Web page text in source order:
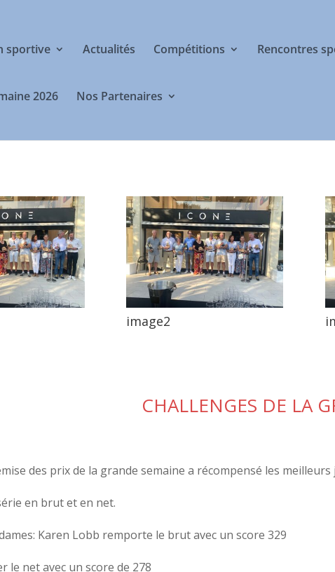
sportive Actualités Compétitions Rencontres
2026 Nos Partenaires
image2
CHALLENGES DE LA
des prix de la grande semaine a récompensé les
en brut et en net.
Karen Lobb remporte le brut avec un score 329
le net avec un score de 278